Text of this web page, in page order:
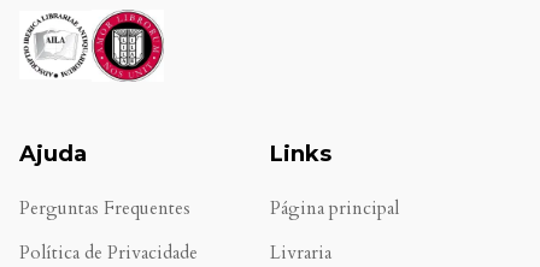
Ajuda
Perguntas Frequentes
Política de Privacidade
Links
Página principal
Livraria